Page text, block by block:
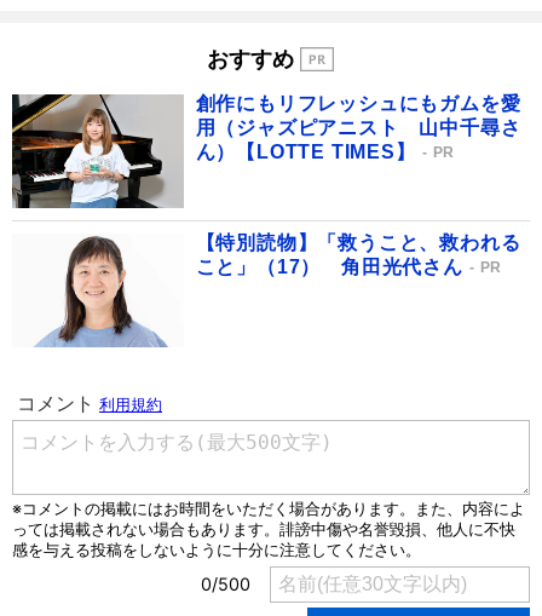
おすすめ
創作にもリフレッシュにもガムを愛
用（ジャズピアニスト 山中千尋さ
ん）【LOTTE TIMES】
PR
【特別読物】「救うこと、救われる
こと」（17） 角田光代さん
PR